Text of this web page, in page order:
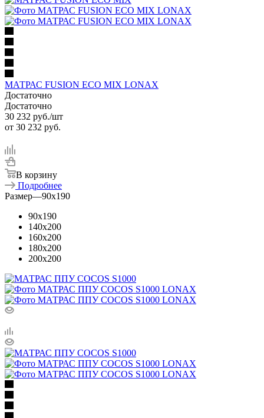
МАТРАС FUSION ECO MIX LONAX
Достаточно
Достаточно
30 232 руб./шт
от 30 232 руб.
В корзину
Подробнее
Размер—90x190
90x190
140x200
160x200
180x200
200x200